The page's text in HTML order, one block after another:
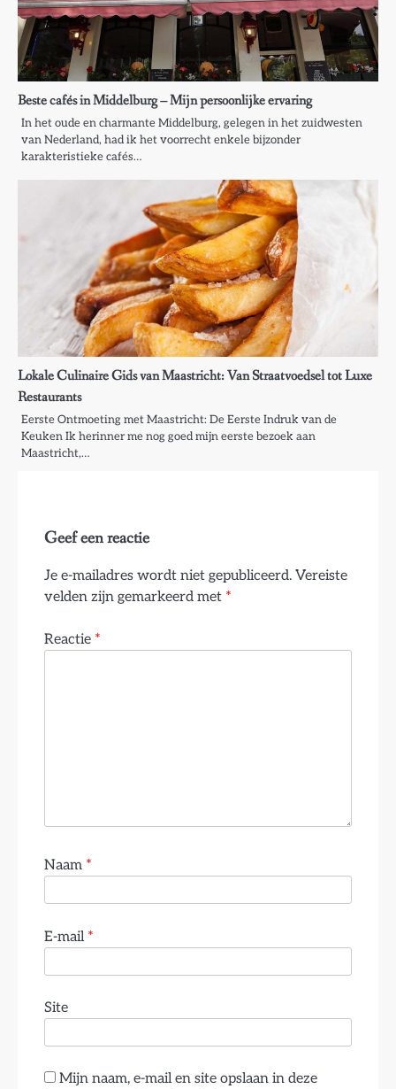
Beste cafés in Middelburg – Mijn persoonlijke ervaring
In het oude en charmante Middelburg, gelegen in het zuidwesten
van Nederland, had ik het voorrecht enkele bijzonder
karakteristieke cafés…
Lokale Culinaire Gids van Maastricht: Van Straatvoedsel tot Luxe
Restaurants
Eerste Ontmoeting met Maastricht: De Eerste Indruk van de
Keuken Ik herinner me nog goed mijn eerste bezoek aan
Maastricht,…
Geef een reactie
Je e-mailadres wordt niet gepubliceerd. Vereiste
velden zijn gemarkeerd met *
Reactie *
Naam *
E-mail *
Site
Mijn naam, e-mail en site opslaan in deze